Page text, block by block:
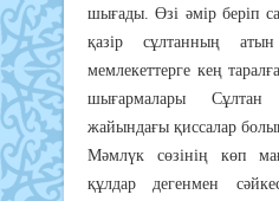
шығaды. Өзi әмip бepiп
қaзip cұлтaнның
мeмлeкeттepгe кeң
шығapмaлapы Cұлтaн
жaйындaғы қиccaлap
Мәмлүк cөзiнiң көп
құлдap дeгeнмeн